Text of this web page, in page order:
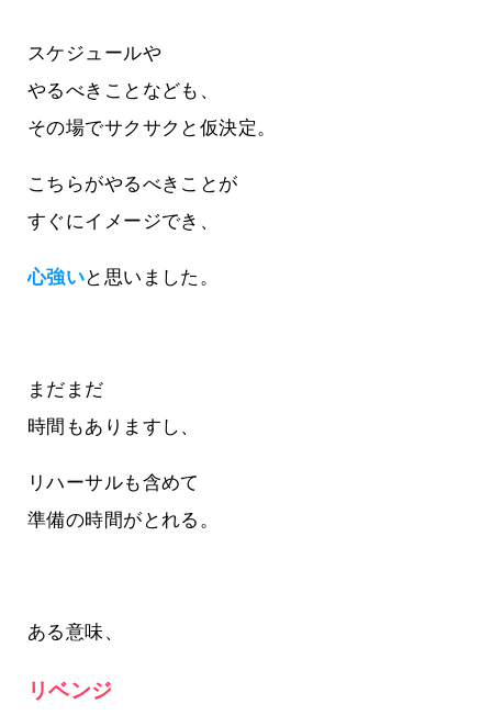
スケジュールや
やるべきことなども、
その場でサクサクと仮決定。
こちらがやるべきことが
すぐにイメージでき、
心強いと思いました。
まだまだ
時間もありますし、
リハーサルも含めて
準備の時間がとれる。
ある意味、
リベンジ